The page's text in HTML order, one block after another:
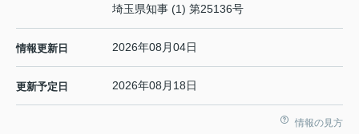
埼玉県知事 (1) 第25136号
情報更新日 2026年08月04日
更新予定日 2026年08月18日
情報の見方